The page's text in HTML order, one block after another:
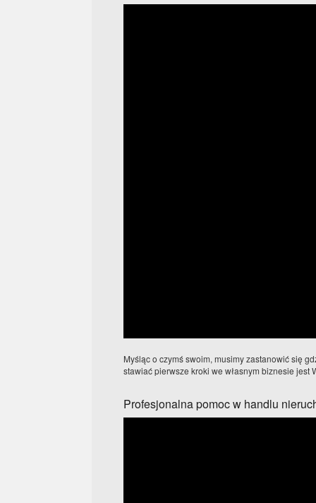
Myśląc o czymś swoim, musimy zastanowić się
stawiać pierwsze kroki we własnym biznesie jest
Profesjonalna pomoc w handlu